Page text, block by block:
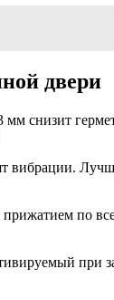
двери
снизит
вибрации.
по
при